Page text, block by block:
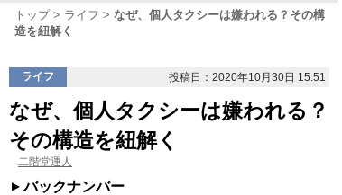
トップ ライフ
なぜ、個人タクシーは嫌われる？その構
造を紐解く
ライフ 投稿日：2020年10月30日 15:51
なぜ、個人タクシーは嫌われる？
その構造を紐解く
二階堂運人
バックナンバー